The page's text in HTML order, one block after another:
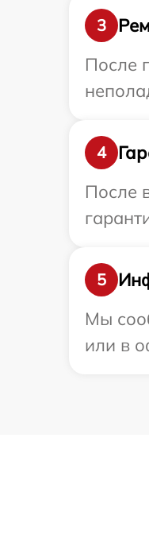
3
После
4
После
5
Мы
или в